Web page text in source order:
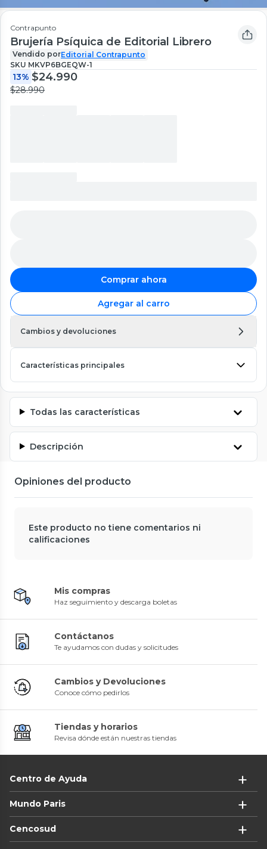
Contrapunto
Brujería Psíquica de Editorial Librero
Vendido porEditorial Contrapunto
SKU MKVP6BGEQW-1
13% $24.990
$28.990
Comprar ahora
Agregar al carro
Cambios y devoluciones
Características principales
Todas las características
Descripción
Opiniones del producto
Este producto no tiene comentarios ni
calificaciones
Mis compras
Haz seguimiento y descarga boletas
Contáctanos
Te ayudamos con dudas y solicitudes
Cambios y Devoluciones
Conoce cómo pedirlos
Tiendas y horarios
Revisa dónde están nuestras tiendas
Centro de Ayuda
Mundo Paris
Cencosud